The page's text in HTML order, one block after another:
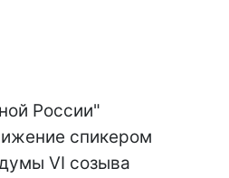
России"
спикером
VI созыва